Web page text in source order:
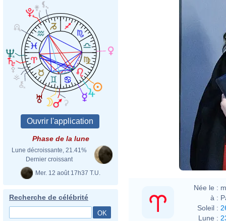
Phase de la lune
Lune décroissante, 21.41%
Dernier croissant
Mer. 12 août 17h37 T.U.
Recherche de célébrité
Née le :
à :
Soleil :
Lune :